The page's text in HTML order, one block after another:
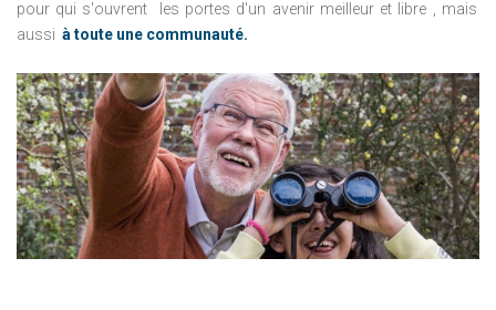
pour qui s'ouvrent les portes d'un avenir meilleur et libre , mais
aussi à toute une communauté.